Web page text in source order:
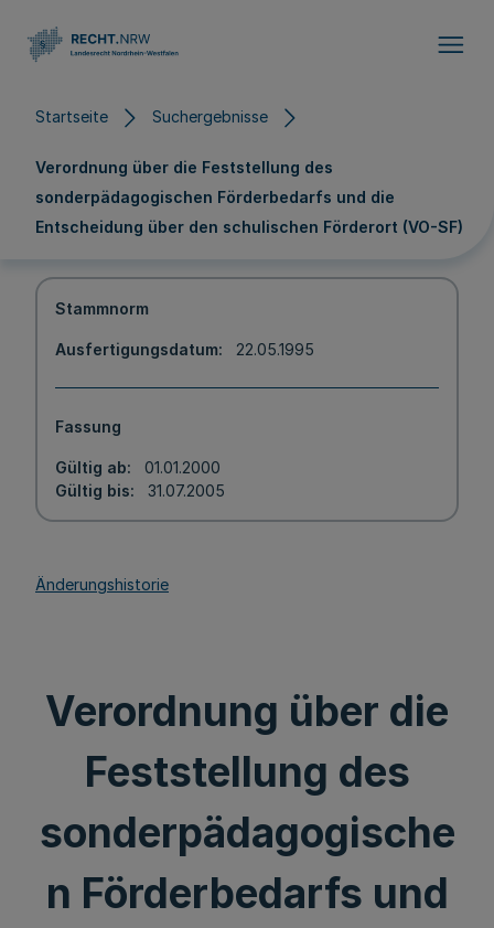
Startseite Suchergebnisse
Verordnung über die Feststellung des
sonderpädagogischen Förderbedarfs und die
Entscheidung über den schulischen Förderort (VO-SF)
Stammnorm
Ausfertigungsdatum 22.05.1995
Fassung
Gültig ab
01.01.2000
Gültig bis
31.07.2005
Änderungshistorie
Verordnung über die
Feststellung des
sonderpädagogische
n Förderbedarfs und